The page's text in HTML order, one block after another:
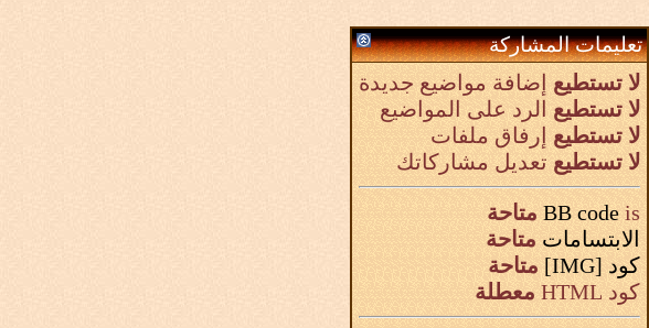
تعليمات المشاركة
لا تستطيع إضافة مواضيع جديدة
لا تستطيع الرد على المواضيع
لا تستطيع إرفاق ملفات
لا تستطيع تعديل مشاركاتك
BB code is
متاحة
الابتسامات متاحة
كود [IMG]
متاحة
كود HTML
معطلة